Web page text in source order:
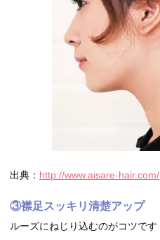
出典： http://www.aisare-hair.com/
③襟足スッキリ清楚アップ
ルーズにねじり込むのがコツです